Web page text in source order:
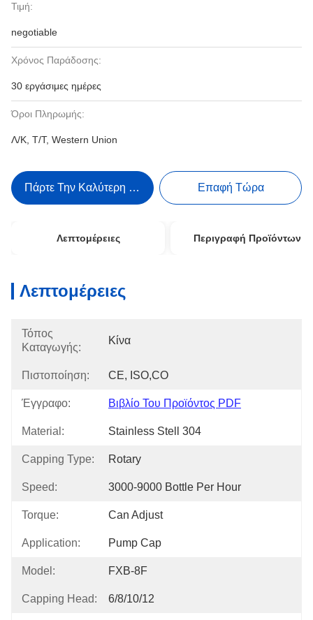
Τιμή:
negotiable
Χρόνος Παράδοσης:
30 εργάσιμες ημέρες
Όροι Πληρωμής:
Λ/Κ, Τ/Τ, Western Union
Πάρτε Την Καλύτερη Τιμή Επαφή Τώρα
Λεπτομέρειες Περιγραφή Προϊόντων
Λεπτομέρειες
Τόπος
Καταγωγής:
Κίνα
Πιστοποίηση: CE, ISO,CO
Έγγραφο: Βιβλίο Του Προϊόντος PDF
Material: Stainless Stell 304
Capping Type: Rotary
Speed: 3000-9000 Bottle Per Hour
Torque: Can Adjust
Application: Pump Cap
Model: FXB-8F
Capping Head: 6/8/10/12